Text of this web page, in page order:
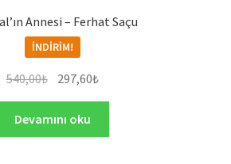
Annesi – Ferhat Saçu
İNDIRIM!
540,00₺ Orijinal
fiyat:
540,00₺.
297,60₺Şu
andaki
297,60₺.
Devamını oku